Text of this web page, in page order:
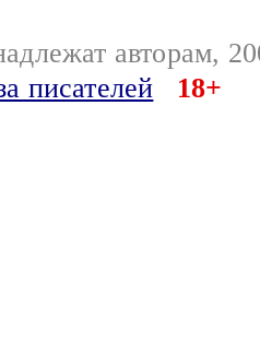
авторам,
писателей
18+